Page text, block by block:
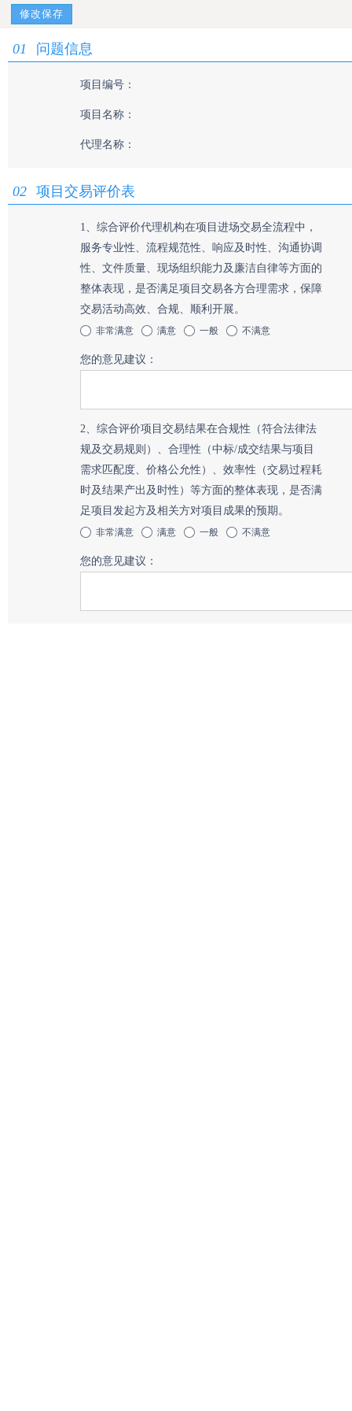
修改保存
01 问题信息
项目编号：
项目名称：
代理名称：
02 项目交易评价表
1、综合评价代理机构在项目进场交易全流程中，
服务专业性、流程规范性、响应及时性、沟通协调
性、文件质量、现场组织能力及廉洁自律等方面的
整体表现，是否满足项目交易各方合理需求，保障
交易活动高效、合规、顺利开展。
非常满意 满意 一般 不满意
您的意见建议：
2、综合评价项目交易结果在合规性（符合法律法
规及交易规则）、合理性（中标/成交结果与项目
需求匹配度、价格公允性）、效率性（交易过程耗
时及结果产出及时性）等方面的整体表现，是否满
足项目发起方及相关方对项目成果的预期。
非常满意 满意 一般 不满意
您的意见建议：